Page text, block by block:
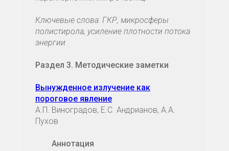
Ключевые слова: ГКР, микросферы
полистирола, усиление плотности потока
энергии
Раздел 3. Методические заметки
Вынужденное излучение как
пороговое явление
А.П. Виноградов, Е.С. Андрианов, А.А.
Пухов
Аннотация